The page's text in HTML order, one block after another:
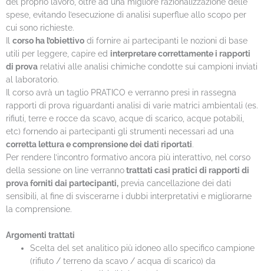
del proprio lavoro, oltre ad una migliore razionalizzazione delle
spese, evitando l’esecuzione di analisi superflue allo scopo per
cui sono richieste.
Il corso ha l’obiettivo di fornire ai partecipanti le nozioni di base
utili per leggere, capire ed interpretare correttamente i rapporti
di prova relativi alle analisi chimiche condotte sui campioni inviati
al laboratorio.
Il corso avrà un taglio PRATICO e verranno presi in rassegna
rapporti di prova riguardanti analisi di varie matrici ambientali (es.
rifiuti, terre e rocce da scavo, acque di scarico, acque potabili,
etc) fornendo ai partecipanti gli strumenti necessari ad una
corretta lettura e comprensione dei dati riportati.
Per rendere l’incontro formativo ancora più interattivo, nel corso
della sessione on line verrannotrattati casi pratici di rapporti di
prova forniti dai partecipanti, previa cancellazione dei dati
sensibili, al fine di sviscerarne i dubbi interpretativi e migliorarne
la comprensione.
Argomenti trattati
Scelta del set analitico più idoneo allo specifico campione
(rifiuto / terreno da scavo / acqua di scarico) da